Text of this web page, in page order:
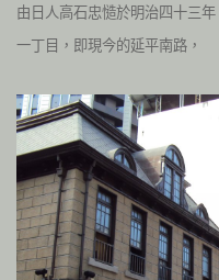
由日人高石忠慥於明治四十三
一丁目，即現今的延平南路，